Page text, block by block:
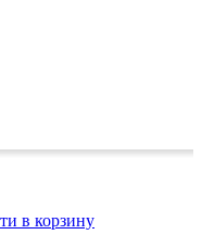
в корзину